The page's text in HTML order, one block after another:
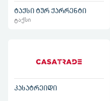
ტაქსი ტურ ქარრენტი
ტაქსი
კასატრეიდი